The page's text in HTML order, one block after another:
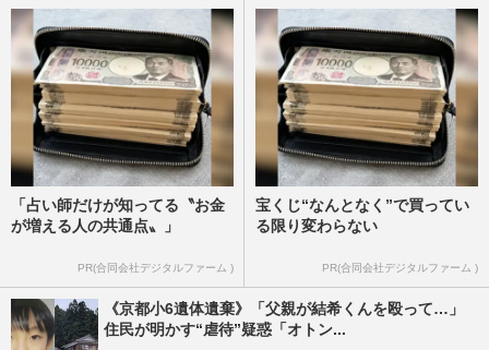
「占い師だけが知ってる〝お金
が増える人の共通点〟」
PR(合同会社デジタルファーム )
宝くじ“なんとなく”で買ってい
る限り変わらない
PR(合同会社デジタルファーム )
《京都小6遺体遺棄》「父親が結希くんを殴って…」
住民が明かす“虐待”疑惑「オトン...